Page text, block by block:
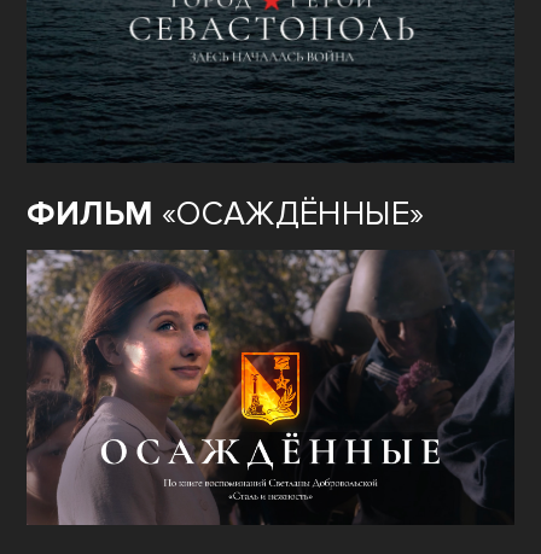
ФИЛЬМ «ОСАЖДЁННЫЕ»